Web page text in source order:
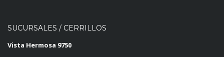
SUCURSALES / CERRILLOS
Vista Hermosa 9750